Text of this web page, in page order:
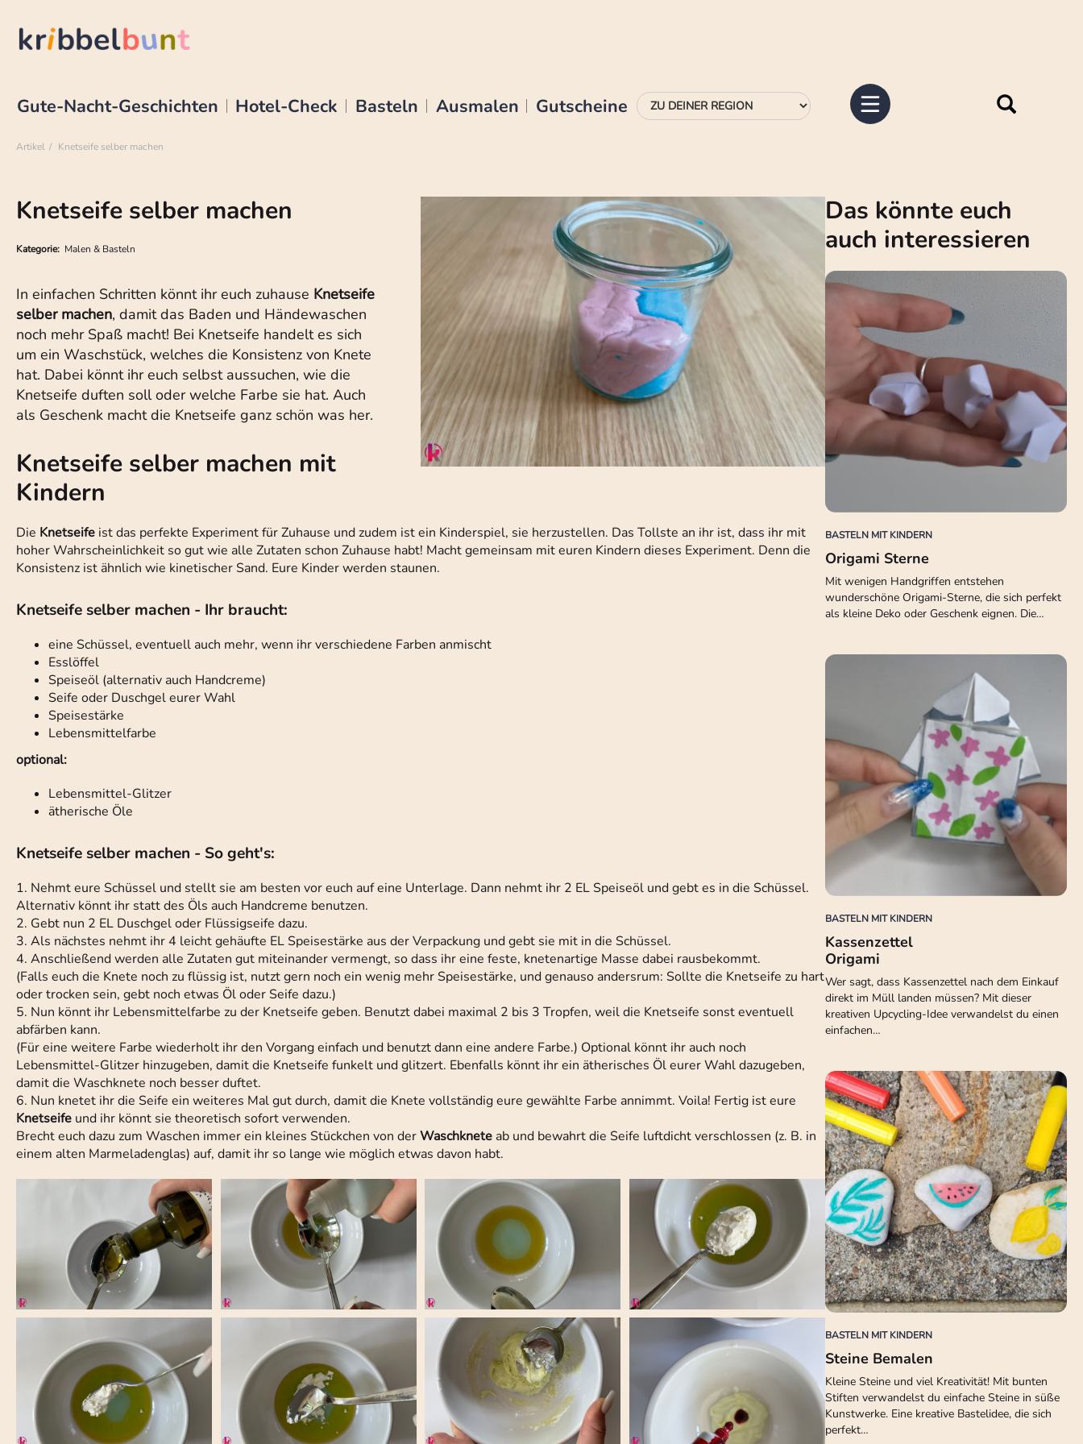
Gute-Nacht-Geschichten Hotel-Check Basteln Ausmalen Gutscheine
Artikel Knetseife selber machen
Knetseife selber machen
Kategorie: Malen & Basteln
In einfachen Schritten könnt ihr euch zuhause Knetseife
selber machen, damit das Baden und Händewaschen
noch mehr Spaß macht! Bei Knetseife handelt es sich
um ein Waschstück, welches die Konsistenz von Knete
hat. Dabei könnt ihr euch selbst aussuchen, wie die
Knetseife duften soll oder welche Farbe sie hat. Auch
als Geschenk macht die Knetseife ganz schön was her.
Knetseife selber machen mit
Kindern
Die Knetseife ist das perfekte Experiment für Zuhause und zudem ist ein Kinderspiel, sie herzustellen. Das Tollste an ihr ist, dass ihr mit
hoher Wahrscheinlichkeit so gut wie alle Zutaten schon Zuhause habt! Macht gemeinsam mit euren Kindern dieses Experiment. Denn die
Konsistenz ist ähnlich wie kinetischer Sand. Eure Kinder werden staunen.
Knetseife selber machen - Ihr braucht:
eine Schüssel, eventuell auch mehr, wenn ihr verschiedene Farben anmischt
Esslöffel
Speiseöl (alternativ auch Handcreme)
Seife oder Duschgel eurer Wahl
Speisestärke
Lebensmittelfarbe
optional:
Lebensmittel-Glitzer
ätherische Öle
Knetseife selber machen - So geht's:
1. Nehmt eure Schüssel und stellt sie am besten vor euch auf eine Unterlage. Dann nehmt ihr 2 EL Speiseöl und gebt es in die Schüssel.
Alternativ könnt ihr statt des Öls auch Handcreme benutzen.
2. Gebt nun 2 EL Duschgel oder Flüssigseife dazu.
3. Als nächstes nehmt ihr 4 leicht gehäufte EL Speisestärke aus der Verpackung und gebt sie mit in die Schüssel.
4. Anschließend werden alle Zutaten gut miteinander vermengt, so dass ihr eine feste, knetenartige Masse dabei rausbekommt.
(Falls euch die Knete noch zu flüssig ist, nutzt gern noch ein wenig mehr Speisestärke, und genauso andersrum: Sollte die Knetseife zu hart
oder trocken sein, gebt noch etwas Öl oder Seife dazu.)
5. Nun könnt ihr Lebensmittelfarbe zu der Knetseife geben. Benutzt dabei maximal 2 bis 3 Tropfen, weil die Knetseife sonst eventuell
abfärben kann.
(Für eine weitere Farbe wiederholt ihr den Vorgang einfach und benutzt dann eine andere Farbe.) Optional könnt ihr auch noch
Lebensmittel-Glitzer hinzugeben, damit die Knetseife funkelt und glitzert. Ebenfalls könnt ihr ein ätherisches Öl eurer Wahl dazugeben,
damit die Waschknete noch besser duftet.
6. Nun knetet ihr die Seife ein weiteres Mal gut durch, damit die Knete vollständig eure gewählte Farbe annimmt. Voila! Fertig ist eure
Knetseife und ihr könnt sie theoretisch sofort verwenden.
Brecht euch dazu zum Waschen immer ein kleines Stückchen von derWaschknete ab und bewahrt die Seife luftdicht verschlossen (z. B. in
einem alten Marmeladenglas) auf, damit ihr so lange wie möglich etwas davon habt.
Das könnte euch
auch interessieren
BASTELN MIT KINDERN
Origami Sterne
Mit wenigen Handgriffen entstehen
wunderschöne Origami-Sterne, die sich perfekt
als kleine Deko oder Geschenk eignen. Die…
BASTELN MIT KINDERN
Kassenzettel
Origami
Wer sagt, dass Kassenzettel nach dem Einkauf
direkt im Müll landen müssen? Mit dieser
kreativen Upcycling-Idee verwandelst du einen
einfachen…
BASTELN MIT KINDERN
Steine Bemalen
Kleine Steine und viel Kreativität! Mit bunten
Stiften verwandelst du einfache Steine in süße
Kunstwerke. Eine kreative Bastelidee, die sich
perfekt…